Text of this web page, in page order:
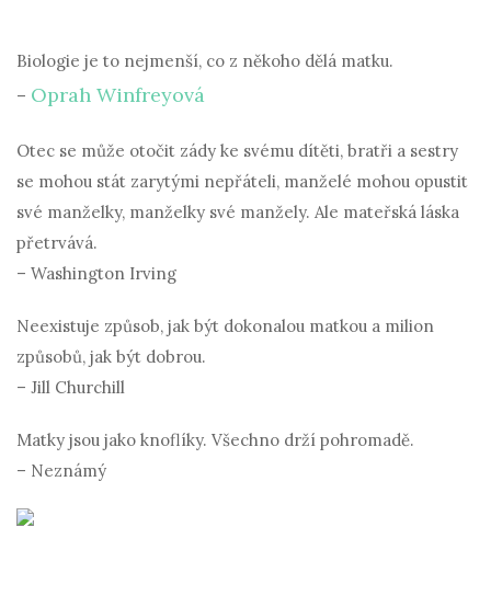
Biologie je to nejmenší, co z někoho dělá matku.
– Oprah Winfreyová
Otec se může otočit zády ke svému dítěti, bratři a sestry
se mohou stát zarytými nepřáteli, manželé mohou opustit
své manželky, manželky své manžely. Ale mateřská láska
přetrvává.
– Washington Irving
Neexistuje způsob, jak být dokonalou matkou a milion
způsobů, jak být dobrou.
– Jill Churchill
Matky jsou jako knoflíky. Všechno drží pohromadě.
– Neznámý